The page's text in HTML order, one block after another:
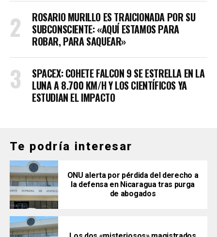
ROSARIO MURILLO ES TRAICIONADA POR SU
SUBCONSCIENTE: «AQUÍ ESTAMOS PARA
ROBAR, PARA SAQUEAR»
SPACEX: COHETE FALCON 9 SE ESTRELLA EN LA
LUNA A 8.700 KM/H Y LOS CIENTÍFICOS YA
ESTUDIAN EL IMPACTO
Te podría interesar
ONU alerta por pérdida del derecho a
la defensa en Nicaragua tras purga
de abogados